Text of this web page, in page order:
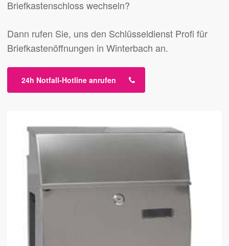
Briefkastenschloss wechseln?
Dann rufen Sie, uns den Schlüsseldienst Profi für
Briefkastenöffnungen in Winterbach an.
24h Notfall-Hotline anrufen